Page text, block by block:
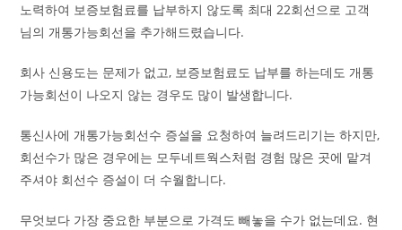
노력하여 보증보험료를 납부하지 않도록 최대 22회선으로 고객
님의 개통가능회선을 추가해드렸습니다.
회사 신용도는 문제가 없고, 보증보험료도 납부를 하는데도 개통
가능회선이 나오지 않는 경우도 많이 발생합니다.
통신사에 개통가능회선수 증설을 요청하여 늘려드리기는 하지만,
회선수가 많은 경우에는 모두네트웍스처럼 경험 많은 곳에 맡겨
주셔야 회선수 증설이 더 수월합니다.
무엇보다 가장 중요한 부분으로 가격도 빼놓을 수가 없는데요. 현